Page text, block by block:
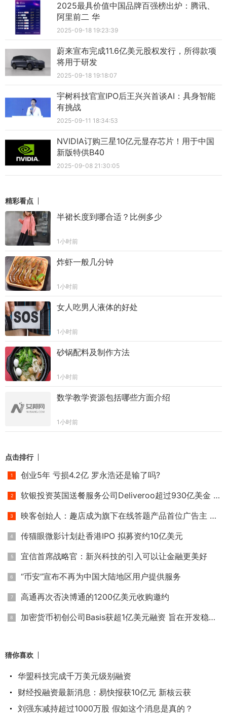
2025最具价值中国品牌百强榜出炉：腾讯、
阿里前二 华
2025-09-18 19:23:39
蔚来宣布完成11.6亿美元股权发行，所得款项
将用于研发
2025-09-18 19:18:07
宇树科技官宣IPO后王兴兴首谈AI：具身智能
有挑战
2025-09-11 18:34:53
NVIDIA订购三星10亿元显存芯片！用于中国
新版特供B40
2025-09-08 21:30:05
精彩看点
半裙长度到哪合适？比例多少
1小时前
炸虾一般几分钟
1小时前
女人吃男人液体的好处
1小时前
砂锅配料及制作方法
1小时前
数学教学资源包括哪些方面介绍
1小时前
点击排行
创业5年 亏损4.2亿 罗永浩还是输了吗?
软银投资英国送餐服务公司Deliveroo超过930亿美金 估值逾10亿美
映客创始人：趣店成为旗下在线答题产品首位广告主 广告费为
传猫眼微影计划赴香港IPO 拟募资约10亿美元
宜信首席战略官：新兴科技的引入可以让金融更美好
“币安”宣布不再为中国大陆地区用户提供服务
高通再次否决博通的1200亿美元收购邀约
加密货币初创公司Basis获超1亿美元融资 旨在开发稳定加密货币
猜你喜欢
华盟科技完成千万美元级别融资
财经投融资最新消息：易快报获10亿元 新核云获
刘强东减持超过1000万股 假如这个消息是真的？